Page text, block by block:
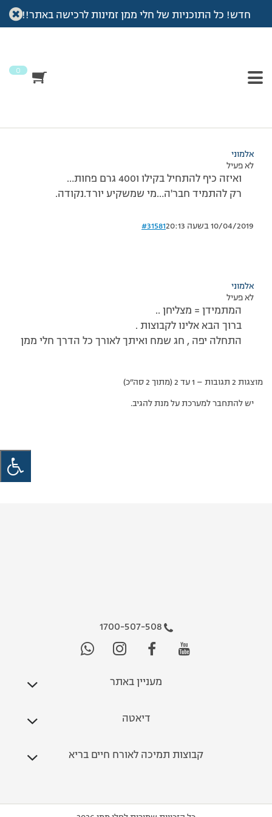
חדש! כל התוכניות של חלי ממן זמינות לרכישה באתר!!
0
עמוד הבית >דיונים>פורום >שבוע ראשון…
מוצגות 2 תגובות – 1 עד 2 (מתוך 2 סה״כ)
אלמוני
לא פעיל
ואיזה כיף להתחיל בקילו ו400 גרם פחות…
רק להתמיד חבר'ה…מי שמשקיע יורד.נקודה.
10/04/2019 בשעה 20:13 #31581
אלמוני
לא פעיל
המתמידן = מצליחן ..
ברוך הבא אלינו לקבוצות .
התחלה יפה , חג שמח ואיתך לאורך כל הדרך חלי ממן
מוצגות 2 תגובות – 1 עד 2 (מתוך 2 סה״כ)
יש להתחבר למערכת על מנת להגיב.
1700-507-508
מעניין באתר
דיאטה
קבוצות תמיכה לאורח חיים בריא